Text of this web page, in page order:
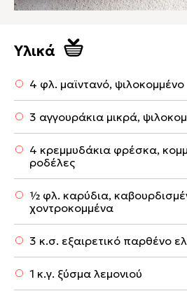
Υλικά
4 φλ. μαϊντανό, ψιλοκομμένο
3 αγγουράκια μικρά,
4 κρεμμυδάκια φρέσκα,
ροδέλες
½ φλ. καρύδια,
χοντροκομμένα
3 κ.σ. εξαιρετικό παρθένο
1 κ.γ. ξύσμα λεμονιού